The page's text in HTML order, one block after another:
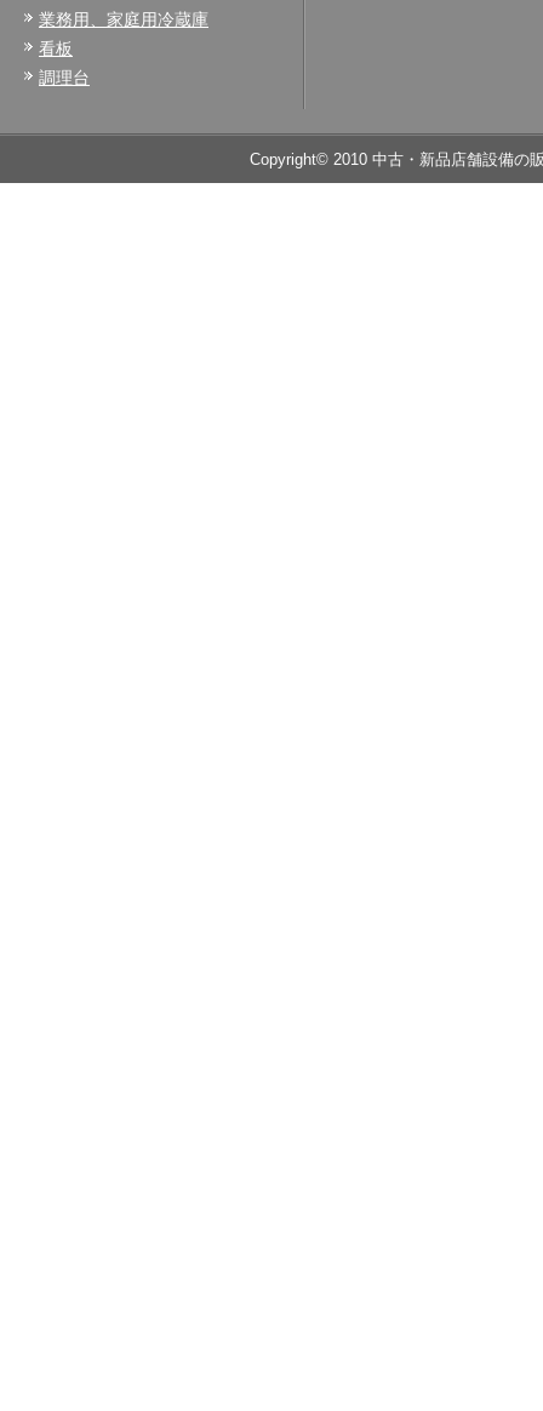
業務用、家庭用冷蔵庫
看板
調理台
Copyright© 2010 中古・新品店舗設備の